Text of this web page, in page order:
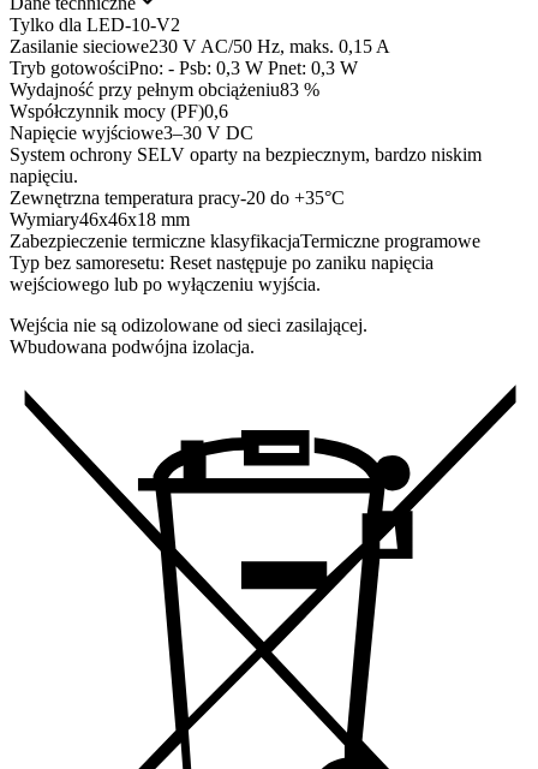
Tylko dla LED-10-V2
Zasilanie sieciowe230 V AC/50 Hz, maks. 0,15 A
Tryb gotowościPno: - Psb: 0,3 W Pnet: 0,3 W
Wydajność przy pełnym obciążeniu83 %
Współczynnik mocy (PF)0,6
Napięcie wyjściowe3–30 V DC
System ochrony SELV oparty na bezpiecznym, bardzo niskim
napięciu.
Zewnętrzna temperatura pracy-20 do +35°C
Wymiary46x46x18 mm
Zabezpieczenie termiczne klasyfikacjaTermiczne programowe
Typ bez samoresetu: Reset następuje po zaniku napięcia
wejściowego lub po wyłączeniu wyjścia.
Wejścia nie są odizolowane od sieci zasilającej.
Wbudowana podwójna izolacja.